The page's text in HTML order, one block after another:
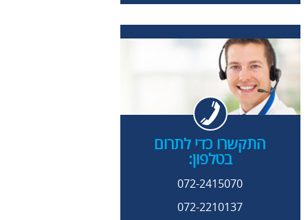
התקשרו כדי לתרום
בטלפון:
072-2415070
072-2210137